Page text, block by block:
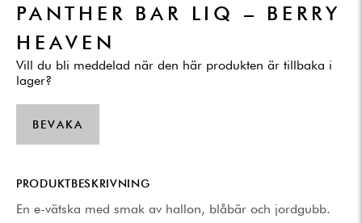
PANTHER BAR LIQ – BERRY
HEAVEN
Vill du bli meddelad när den här produkten är tillbaka i
lager?
BEVAKA
PRODUKTBESKRIVNING
En e-vätska med smak av hallon, blåbär och jordgubb.